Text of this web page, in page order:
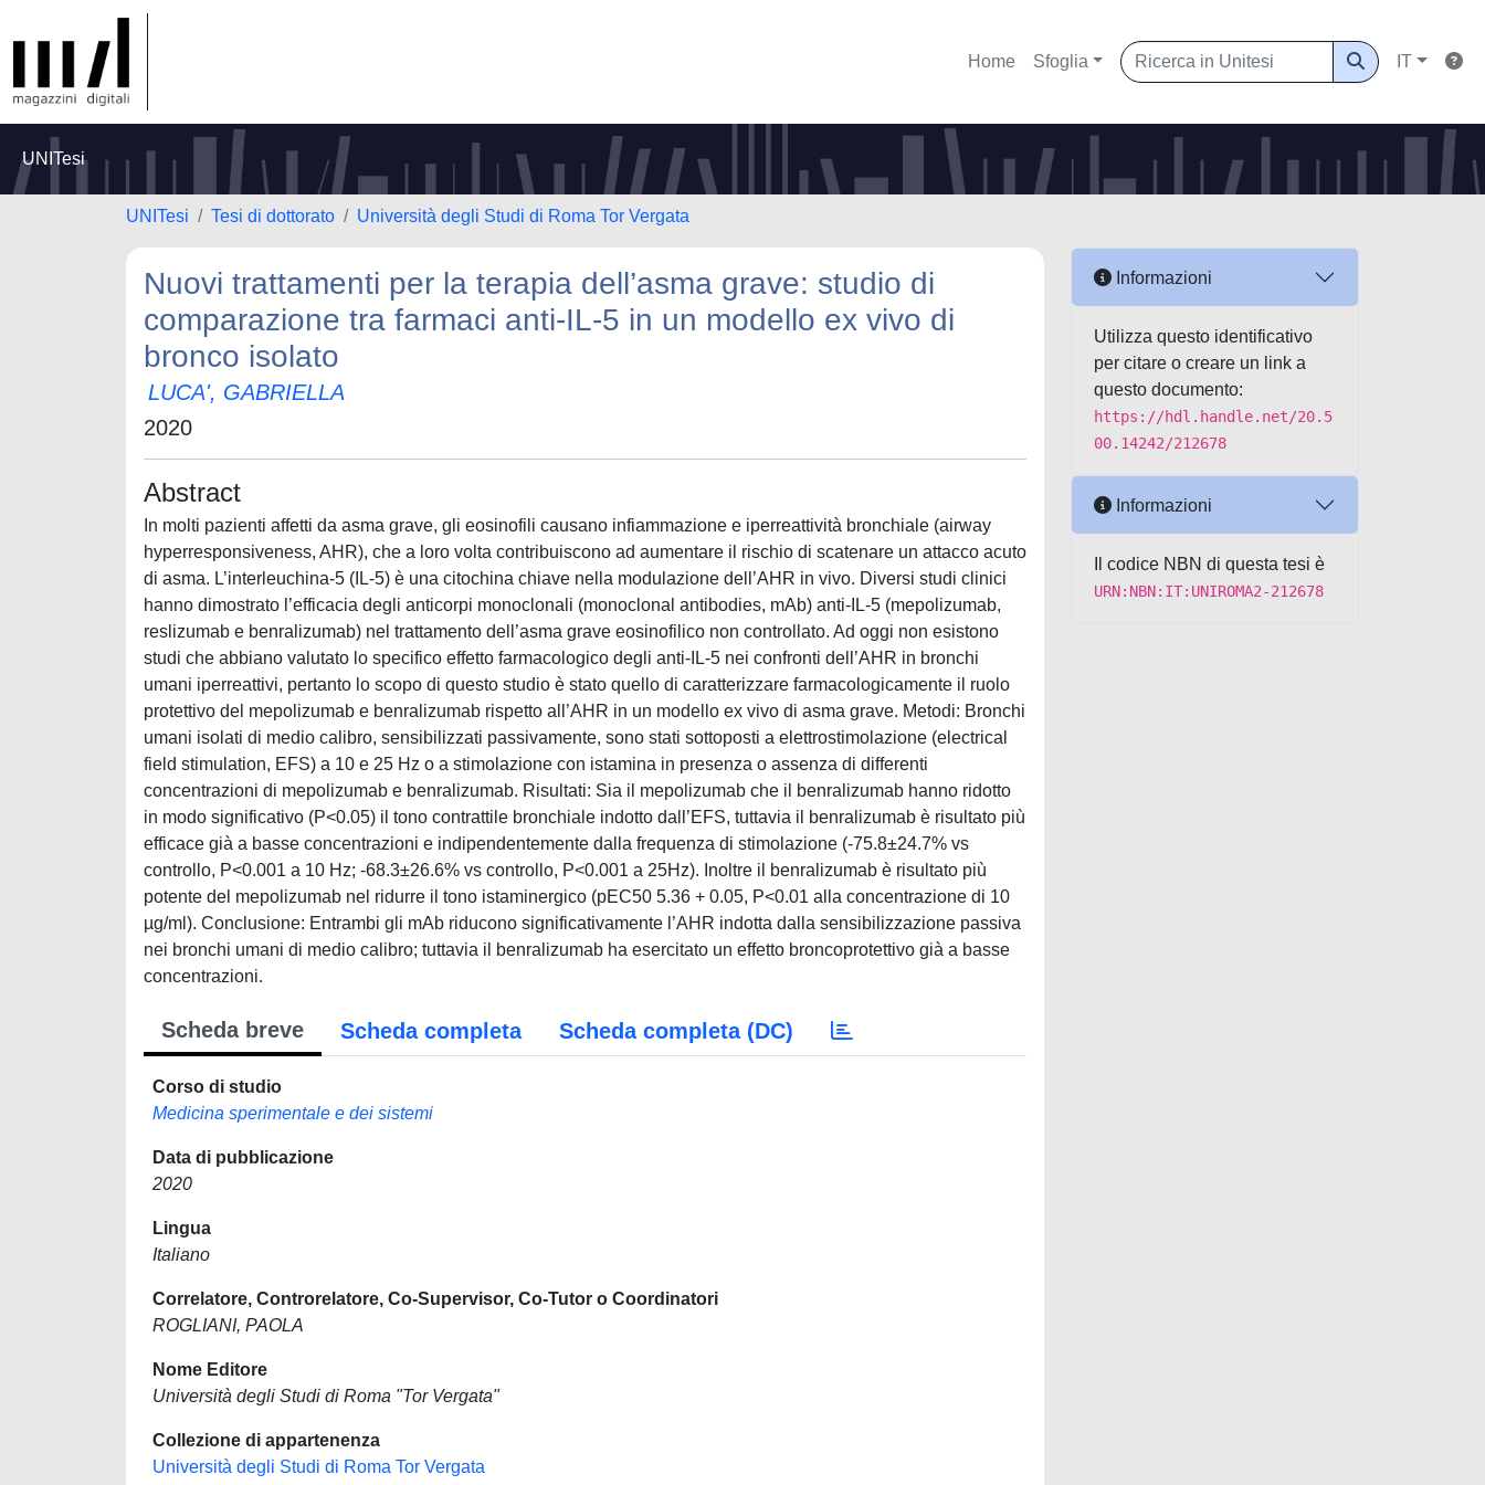
Home Sfoglia IT
UNITesi
UNITesi Tesi di dottorato Università degli Studi di Roma Tor Vergata
Nuovi trattamenti per la terapia dell’asma grave: studio di
comparazione tra farmaci anti-IL-5 in un modello ex vivo di
bronco isolato
LUCA', GABRIELLA
2020
Abstract
In molti pazienti affetti da asma grave, gli eosinofili causano infiammazione e iperreattività bronchiale (airway
hyperresponsiveness, AHR), che a loro volta contribuiscono ad aumentare il rischio di scatenare un attacco acuto
di asma. L’interleuchina-5 (IL-5) è una citochina chiave nella modulazione dell’AHR in vivo. Diversi studi clinici
hanno dimostrato l’efficacia degli anticorpi monoclonali (monoclonal antibodies, mAb) anti-IL-5 (mepolizumab,
reslizumab e benralizumab) nel trattamento dell’asma grave eosinofilico non controllato. Ad oggi non esistono
studi che abbiano valutato lo specifico effetto farmacologico degli anti-IL-5 nei confronti dell’AHR in bronchi
umani iperreattivi, pertanto lo scopo di questo studio è stato quello di caratterizzare farmacologicamente il ruolo
protettivo del mepolizumab e benralizumab rispetto all’AHR in un modello ex vivo di asma grave. Metodi: Bronchi
umani isolati di medio calibro, sensibilizzati passivamente, sono stati sottoposti a elettrostimolazione (electrical
field stimulation, EFS) a 10 e 25 Hz o a stimolazione con istamina in presenza o assenza di differenti
concentrazioni di mepolizumab e benralizumab. Risultati: Sia il mepolizumab che il benralizumab hanno ridotto
in modo significativo (P<0.05) il tono contrattile bronchiale indotto dall’EFS, tuttavia il benralizumab è risultato più
efficace già a basse concentrazioni e indipendentemente dalla frequenza di stimolazione (-75.8±24.7% vs
controllo, P<0.001 a 10 Hz; -68.3±26.6% vs controllo, P<0.001 a 25Hz). Inoltre il benralizumab è risultato più
potente del mepolizumab nel ridurre il tono istaminergico (pEC50 5.36 + 0.05, P<0.01 alla concentrazione di 10
µg/ml). Conclusione: Entrambi gli mAb riducono significativamente l’AHR indotta dalla sensibilizzazione passiva
nei bronchi umani di medio calibro; tuttavia il benralizumab ha esercitato un effetto broncoprotettivo già a basse
concentrazioni.
Scheda breve Scheda completa Scheda completa (DC)
Corso di studio
Medicina sperimentale e dei sistemi
Data di pubblicazione
2020
Lingua
Italiano
Correlatore, Controrelatore, Co-Supervisor, Co-Tutor o Coordinatori
ROGLIANI, PAOLA
Nome Editore
Università degli Studi di Roma "Tor Vergata"
Collezione di appartenenza
Università degli Studi di Roma Tor Vergata
Informazioni
Utilizza questo identificativo
per citare o creare un link a
questo documento:
https://hdl.handle.net/20.5
00.14242/212678
Informazioni
Il codice NBN di questa tesi è
URN:NBN:IT:UNIROMA2-212678